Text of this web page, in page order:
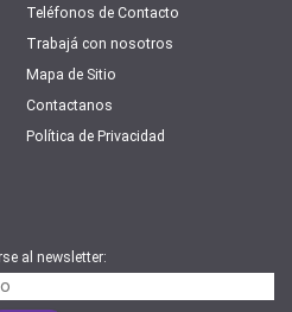
Teléfonos de Contacto
Trabajá con nosotros
Mapa de Sitio
Contactanos
Política de Privacidad
al newsletter: